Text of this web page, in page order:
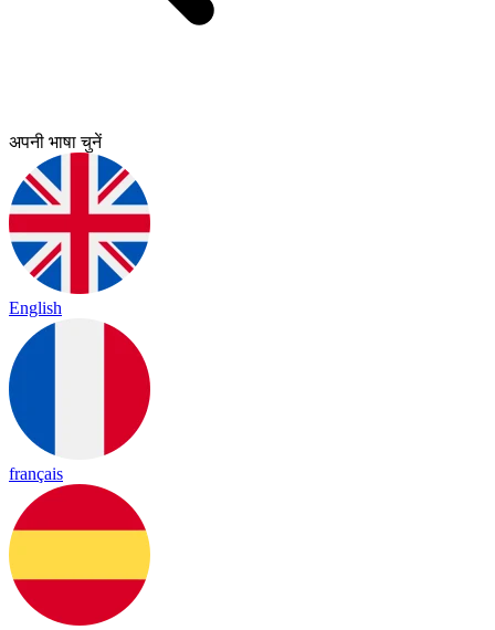
अपनी भाषा चुनें
English
français